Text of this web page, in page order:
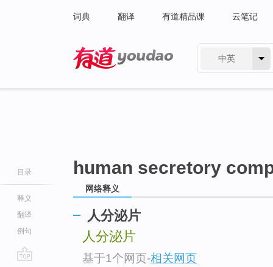
词典 翻译 有道精品课 云笔记
中英
目录
释义
翻译
例句
human secretory
网络释义
人分泌片
人分泌片
基于1个网页-相关网页